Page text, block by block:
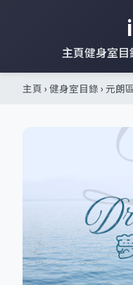
i
主頁健身室目
主頁 › 健身室目錄 › 元朗